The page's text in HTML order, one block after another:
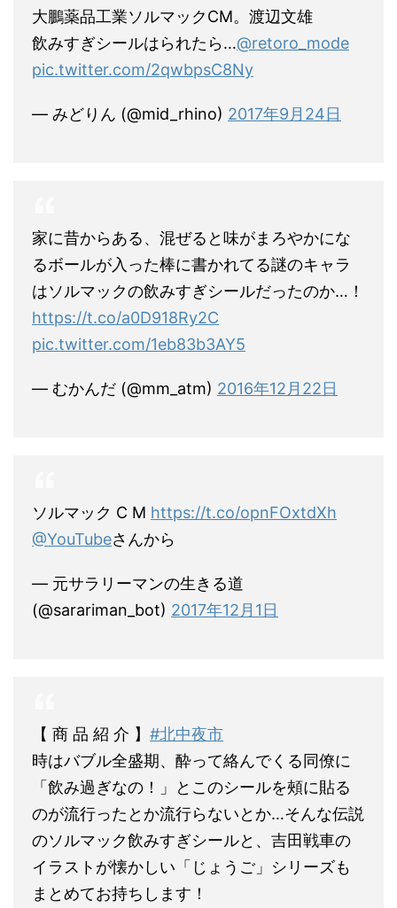
大鵬薬品工業ソルマックCM。渡辺文雄
飲みすぎシールはられたら…@retoro_mode
pic.twitter.com/2qwbpsC8Ny
— みどりん (@mid_rhino) 2017年9月24日
家に昔からある、混ぜると味がまろやかにな
るボールが入った棒に書かれてる謎のキャラ
はソルマックの飲みすぎシールだったのか…！
https://t.co/a0D918Ry2C
pic.twitter.com/1eb83b3AY5
— むかんだ (@mm_atm) 2016年12月22日
ソルマック C M https://t.co/opnFOxtdXh
@YouTubeさんから
— 元サラリーマンの生きる道
(@sarariman_bot) 2017年12月1日
【 商 品 紹 介 】 #北中夜市
時はバブル全盛期、酔って絡んでくる同僚に
「飲み過ぎなの！」とこのシールを頰に貼る
のが流行ったとか流行らないとか…そんな伝説
のソルマック飲みすぎシールと、吉田戦車の
イラストが懐かしい「じょうご」シリーズも
まとめてお持ちします！